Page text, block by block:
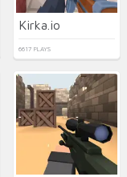
Kirka.io
6617 PLAYS